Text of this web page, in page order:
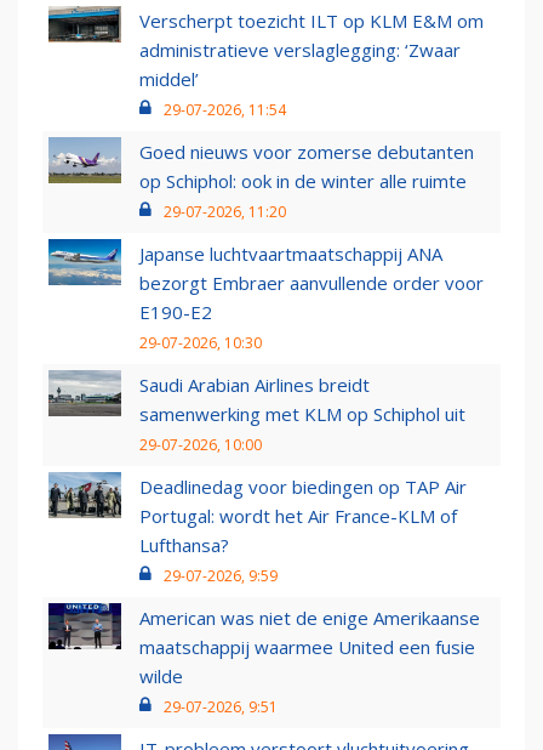
Verscherpt toezicht ILT op KLM E&M om
administratieve verslaglegging: ‘Zwaar
middel’
29-07-2026, 11:54
Goed nieuws voor zomerse debutanten
op Schiphol: ook in de winter alle ruimte
29-07-2026, 11:20
Japanse luchtvaartmaatschappij ANA
bezorgt Embraer aanvullende order voor
E190-E2
29-07-2026, 10:30
Saudi Arabian Airlines breidt
samenwerking met KLM op Schiphol uit
29-07-2026, 10:00
Deadlinedag voor biedingen op TAP Air
Portugal: wordt het Air France-KLM of
Lufthansa?
29-07-2026, 9:59
American was niet de enige Amerikaanse
maatschappij waarmee United een fusie
wilde
29-07-2026, 9:51